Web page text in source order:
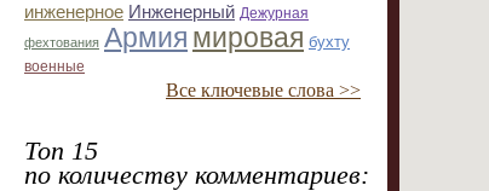
инженерное Инженерный Дежурная
фехтования Армия мировая бухту
военные
Все ключевые слова >>
Топ 15
по количеству комментариев: